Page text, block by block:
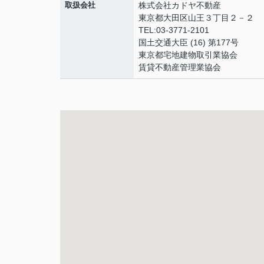
取扱会社
株式会社カドヤ不動産
東京都大田区山王３丁目２－２
TEL:03-3771-2101
国土交通大臣 (16) 第177号
東京都宅地建物取引業協会
賃貸不動産管理業協会